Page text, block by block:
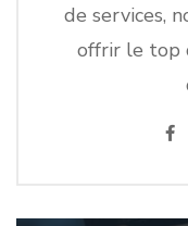
de services,
offrir le top